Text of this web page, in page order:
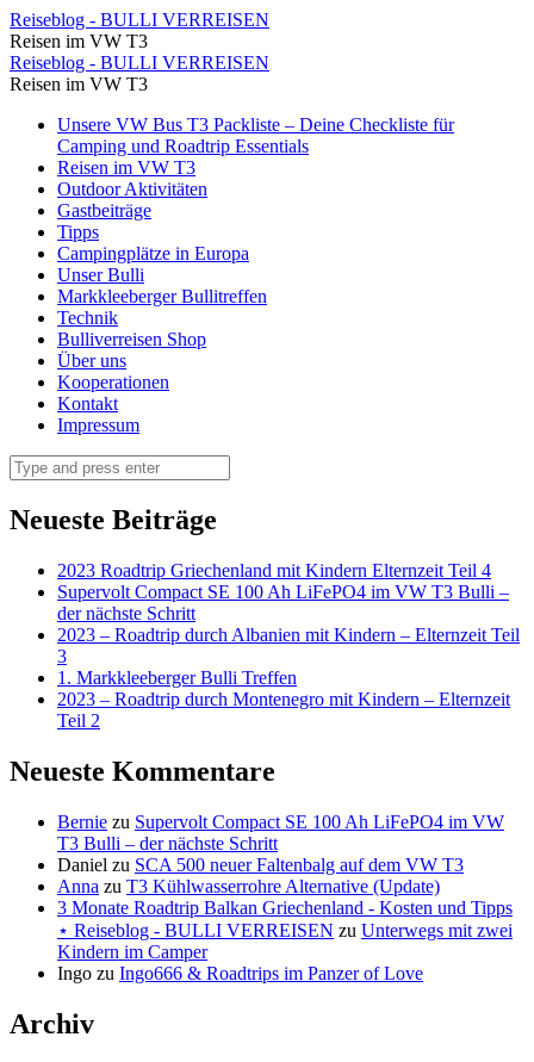
Kap
Kamenjak
⋆
Reiseblog
BULLI
VERREISEN
Reiseblog - BULLI VERREISEN
Reisen im VW T3
Kap
Kamenjak
Reiseblog
BULLI
VERREISEN
Reiseblog - BULLI VERREISEN
Reisen im VW T3
Skip
content
Unsere VW Bus T3 Packliste – Deine Checkliste für
Camping und Roadtrip Essentials
Reisen im VW T3
Outdoor Aktivitäten
Gastbeiträge
Tipps
Campingplätze in Europa
Unser Bulli
Markkleeberger Bullitreffen
Technik
Bulliverreisen Shop
Über uns
Kooperationen
Kontakt
Impressum
Search
Neueste Beiträge
2023 Roadtrip Griechenland mit Kindern Elternzeit Teil 4
Supervolt Compact SE 100 Ah LiFePO4 im VW T3 Bulli –
der nächste Schritt
2023 – Roadtrip durch Albanien mit Kindern – Elternzeit Teil
3
1. Markkleeberger Bulli Treffen
2023 – Roadtrip durch Montenegro mit Kindern – Elternzeit
Teil 2
Neueste Kommentare
Bernie zu Supervolt Compact SE 100 Ah LiFePO4 im VW
T3 Bulli – der nächste Schritt
Daniel zu SCA 500 neuer Faltenbalg auf dem VW T3
Anna zu T3 Kühlwasserrohre Alternative (Update)
3 Monate Roadtrip Balkan Griechenland - Kosten und Tipps
⋆ Reiseblog - BULLI VERREISEN zu Unterwegs mit zwei
Kindern im Camper
Ingo zu Ingo666 & Roadtrips im Panzer of Love
Archiv